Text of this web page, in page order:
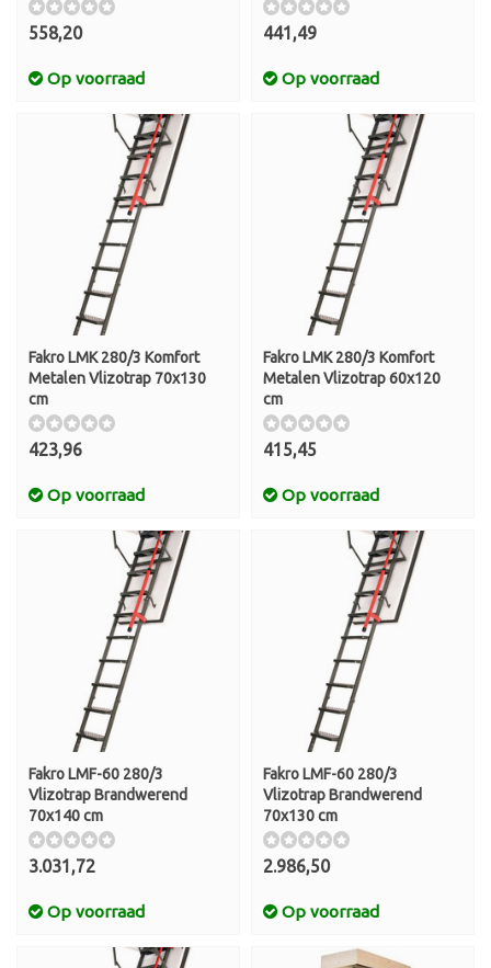
558,20
Op voorraad
441,49
Op voorraad
Fakro LMK 280/3 Komfort
Metalen Vlizotrap 70x130
cm
423,96
Op voorraad
Fakro LMK 280/3 Komfort
Metalen Vlizotrap 60x120
cm
415,45
Op voorraad
Fakro LMF-60 280/3
Vlizotrap Brandwerend
70x140 cm
3.031,72
Op voorraad
Fakro LMF-60 280/3
Vlizotrap Brandwerend
70x130 cm
2.986,50
Op voorraad